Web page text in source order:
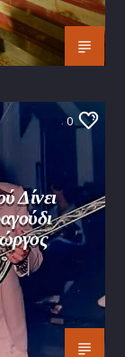
0
Δίνει